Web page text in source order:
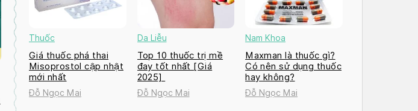
Thuốc
Giá thuốc phá thai
Misoprostol cập nhật
mới nhất
Đỗ Ngọc Mai
Da Liễu
Top 10 thuốc trị mề
đay tốt nhất [Giá
2025]
Đỗ Ngọc Mai
Nam Khoa
Maxman là thuốc gì?
Có nên sử dụng thuốc
hay không?
Đỗ Ngọc Mai